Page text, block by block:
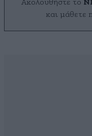
Ακολουθήστε το
και μάθετε